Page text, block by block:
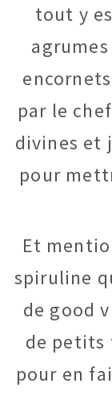
tout y
par le
divines et
pour
Et
spiruline
de good
de petits
pour en